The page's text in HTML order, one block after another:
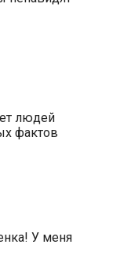
людей
фактов
У меня